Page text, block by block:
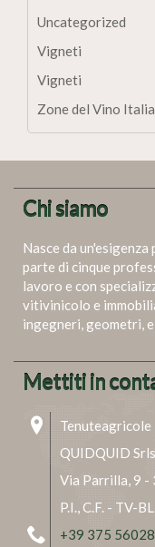
Uncategorized
Vigneti
Vigneti
Zone del Vino
Chi siamo
Nasce da
parte di cinque
lavoro e con
vitivinicolo e
ingegneri, geometri,
Mettiti in
Tenuteagricole
QUIDQUID
Via Parrilla, 9 -
P.I., C.F. - TV-
+39 375